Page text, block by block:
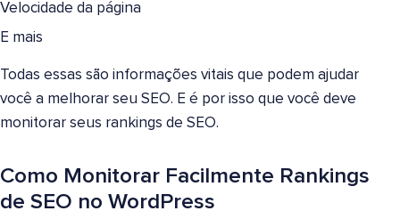
Velocidade da página
E mais
Todas essas são informações vitais que podem ajudar
você a melhorar seu SEO. E é por isso que você deve
monitorar seus rankings de SEO.
Como Monitorar Facilmente Rankings
de SEO no WordPress